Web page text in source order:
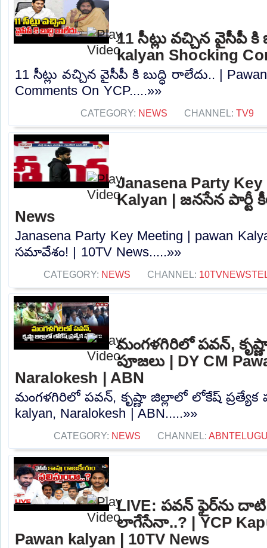
11 సీట్లు వచ్చిన వైసీపీ కి
kalyan Shocking
11 సీట్లు వచ్చిన వైసీపీ కి బుద్ధి రాలేదు.. |
Comments On YCP.....»»
CATEGORY: NEWS CHANNEL: TV9
Janasena Party
Kalyan | జనసేన పార్టీ
News
Janasena Party Key Meeting | pawan
సమావేశం! | 10TV News.....»»
CATEGORY: NEWS CHANNEL:
మంగళగిరిలో పవన్,
పూజలు | DY CM
Naralokesh | ABN
మంగళగిరిలో పవన్, కృష్ణా జిల్లాలో లోకేష్ ప్రత్యేక
kalyan, Naralokesh | ABN.....»»
CATEGORY: NEWS CHANNEL:
LIVE: పవన్‌ ఫైర్‌ను
లాగేసేనా..? | YCP
Pawan kalyan | 10TV News